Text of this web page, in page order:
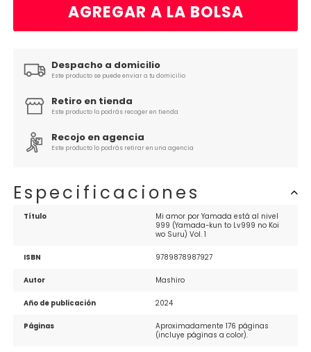
AGREGAR A LA BOLSA
Despacho a domicilio
Este producto se puede enviar a tu domicilio
Retiro en tienda
Este producto lo podrás recoger en tienda
Recojo en agencia
Este producto lo podrás retirar en una agencia
Especificaciones
Título
Mi amor por Yamada está al nivel
999 (Yamada-kun to Lv999 no Koi
wo Suru) Vol. 1
ISBN 9789878987927
Autor Mashiro
Año de publicación 2024
Páginas
Aproximadamente 176 páginas
(incluye páginas a color).